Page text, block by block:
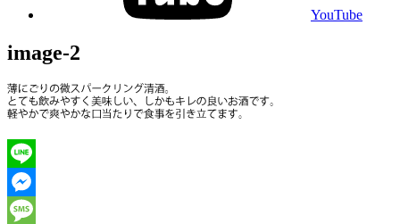
YouTube
image-2
Line
Messenger